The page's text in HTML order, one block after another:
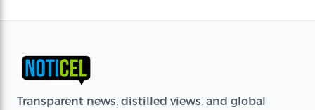
Transparent news, distilled views, and global